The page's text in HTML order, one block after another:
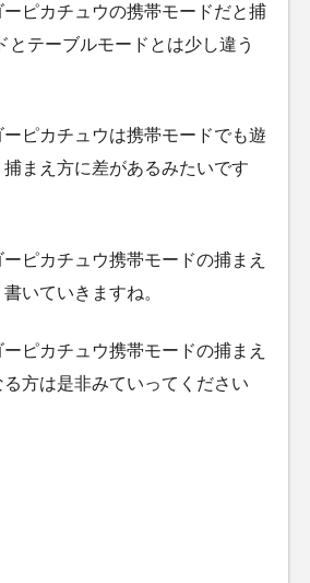
ピカチュウの携帯モードだと捕
とテーブルモードとは少し違う
ピカチュウは携帯モードでも遊
まえ方に差があるみたいです
ピカチュウ携帯モードの捕まえ
いていきますね。
ピカチュウ携帯モードの捕まえ
方は是非みていってください